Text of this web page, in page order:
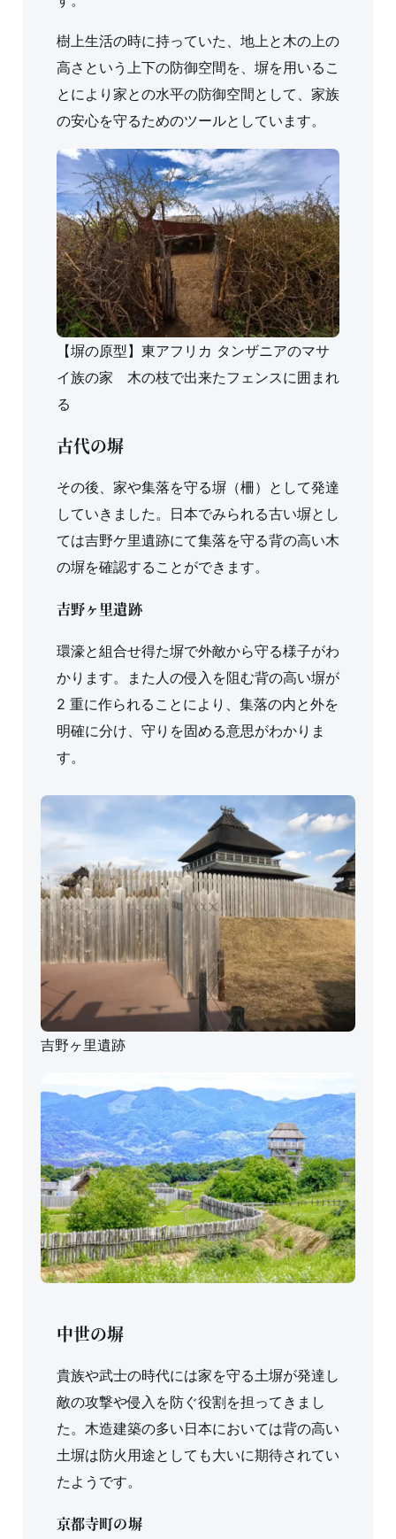
樹上生活の時に持っていた、地上と木の上の
高さという上下の防御空間を、塀を用いるこ
とにより家との水平の防御空間として、家族
の安心を守るためのツールとしています。
【塀の原型】東アフリカ タンザニアのマサ
イ族の家 木の枝で出来たフェンスに囲まれ
る
古代の塀
その後、家や集落を守る塀（柵）として発達
していきました。日本でみられる古い塀とし
ては吉野ケ里遺跡にて集落を守る背の高い木
の塀を確認することができます。
吉野ヶ里遺跡
環濠と組合せ得た塀で外敵から守る様子がわ
かります。また人の侵入を阻む背の高い塀が
2 重に作られることにより、集落の内と外を
明確に分け、守りを固める意思がわかりま
す。
吉野ヶ里遺跡
中世の塀
貴族や武士の時代には家を守る土塀が発達し
敵の攻撃や侵入を防ぐ役割を担ってきまし
た。木造建築の多い日本においては背の高い
土塀は防火用途としても大いに期待されてい
たようです。
京都寺町の塀